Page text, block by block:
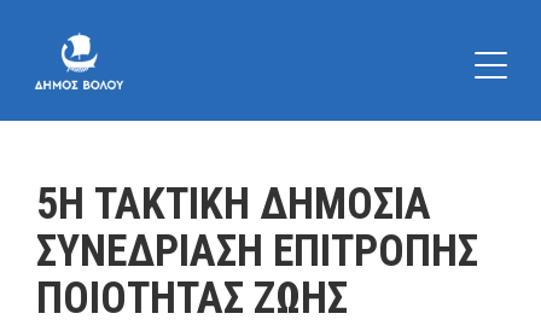
5Η ΤΑΚΤΙΚΗ ΔΗΜΟΣΙΑ
ΣΥΝΕΔΡΙΑΣΗ ΕΠΙΤΡΟΠΗΣ
ΠΟΙΟΤΗΤΑΣ ΖΩΗΣ